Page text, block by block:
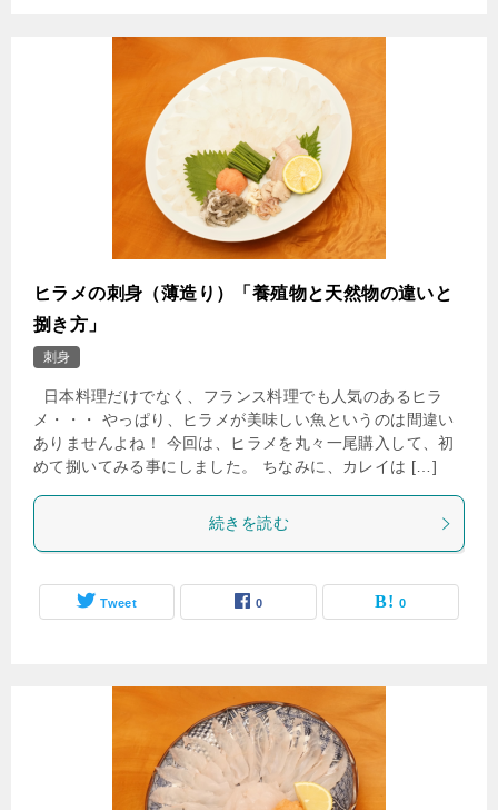
ヒラメの刺身（薄造り）「養殖物と天然物の違いと
捌き方」
刺身
日本料理だけでなく、フランス料理でも人気のあるヒラ
メ・・・ やっぱり、ヒラメが美味しい魚というのは間違い
ありませんよね！ 今回は、ヒラメを丸々一尾購入して、初
めて捌いてみる事にしました。 ちなみに、カレイは […]
続きを読む
Tweet 0 0